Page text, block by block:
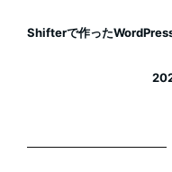
Shifterで作った